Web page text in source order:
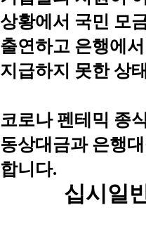
상황에서 국민 모
출연하고 은행에
지급하지 못한 상
코로나 펜테믹 종
동상대금과 은행
합니다.
십시일